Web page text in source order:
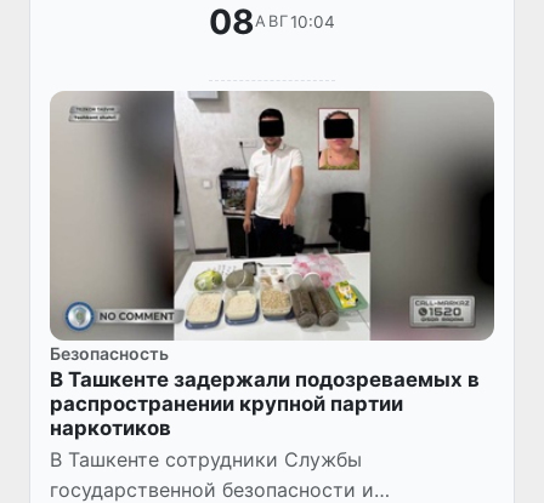
08АВГ10:04
Безопасность
В Ташкенте задержали подозреваемых в
распространении крупной партии
наркотиков
В Ташкенте сотрудники Службы
государственной безопасности и